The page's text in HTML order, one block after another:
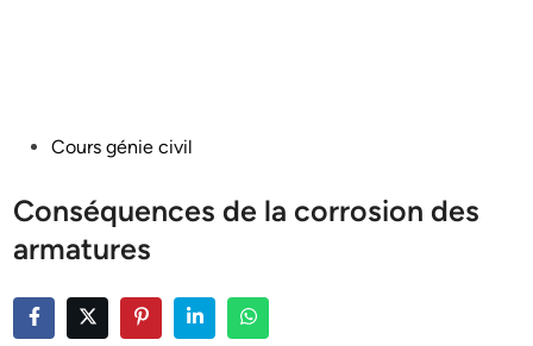
PostedCours génie civil
Conséquences de la corrosion des
armatures